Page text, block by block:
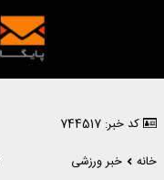
کد خبر: 744517
خانه
خبر ورزشی